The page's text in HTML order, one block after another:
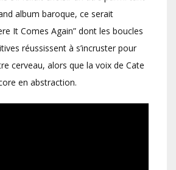
album baroque, ce serait
It Comes Again” dont les boucles
réussissent à s’incruster pour
cerveau, alors que la voix de Cate
en abstraction.